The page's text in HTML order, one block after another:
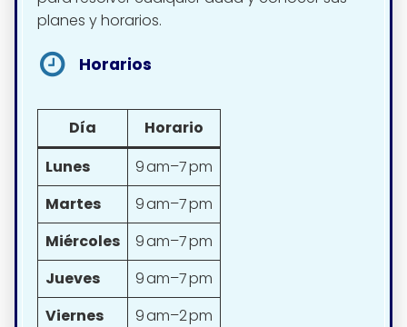
planes y horarios.
Horarios
Día
Horario
Lunes
9 am–7 pm
Martes
9 am–7 pm
Miércoles
9 am–7 pm
Jueves
9 am–7 pm
Viernes
9 am–2 pm